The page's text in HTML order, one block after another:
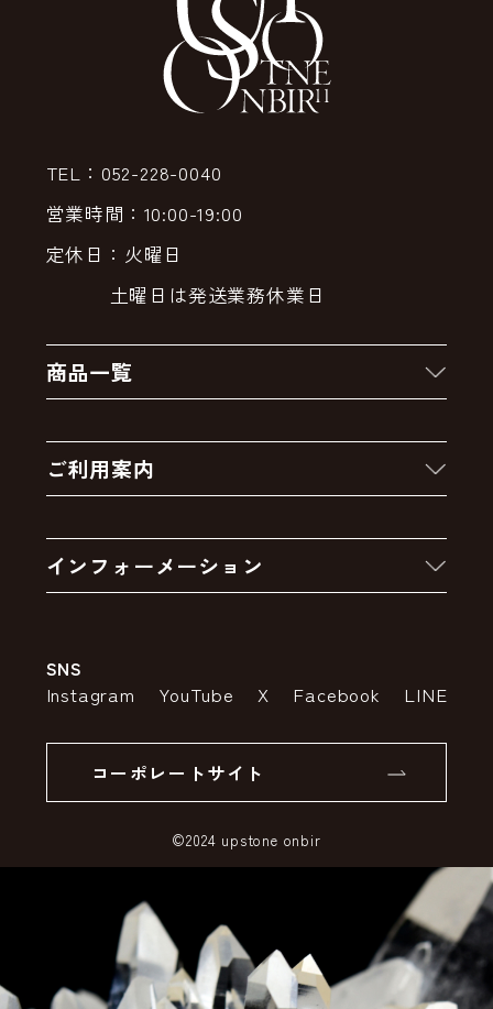
TEL：052-228-0040
営業時間：10:00-19:00
定休日：火曜日
土曜日は発送業務休業日
商品一覧
クーポン
卸販売・大量注文
アウトレットセール
ご利用案内
お支払いについて
ポイントについて
インフォーメーション
特定商取引法の表示
SSLサーバー証明書とは
SNS
Instagram YouTube X Facebook LINE
コーポレートサイト
©2024 upstone onbir